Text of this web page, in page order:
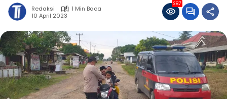
Redaksi
1 Min Baca
10 April 2023
287